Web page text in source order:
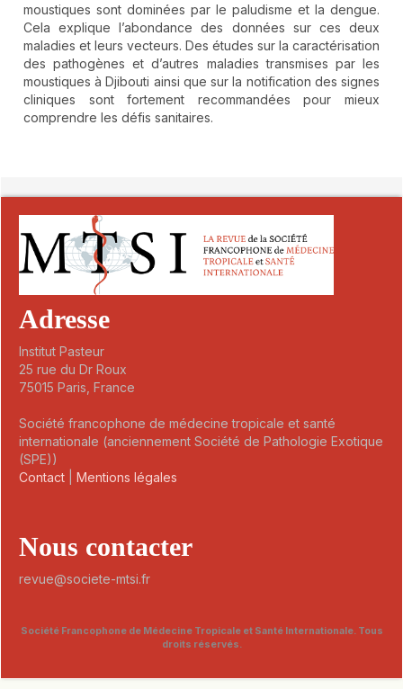
moustiques sont dominées par le paludisme et la dengue.
Cela explique l’abondance des données sur ces deux
maladies et leurs vecteurs. Des études sur la caractérisation
des pathogènes et d’autres maladies transmises par les
moustiques à Djibouti ainsi que sur la notification des signes
cliniques sont fortement recommandées pour mieux
comprendre les défis sanitaires.
Adresse
Institut Pasteur
25 rue du Dr Roux
75015 Paris, France
Société francophone de médecine tropicale et santé
internationale (anciennement Société de Pathologie Exotique
(SPE))
Contact
Mentions légales
Nous contacter
revue@societe-mtsi.fr
Société Francophone de Médecine Tropicale et Santé Internationale. Tous
droits réservés.